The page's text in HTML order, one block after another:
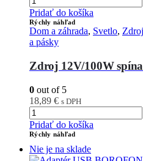
Pridať do košíka
Rýchly náhľad
Dom a záhrada, Svetlo,
a pásky
Zdroj 12V/100W
0 out of 5
18,89 € s DPH
Pridať do košíka
Rýchly náhľad
Nie je na sklade